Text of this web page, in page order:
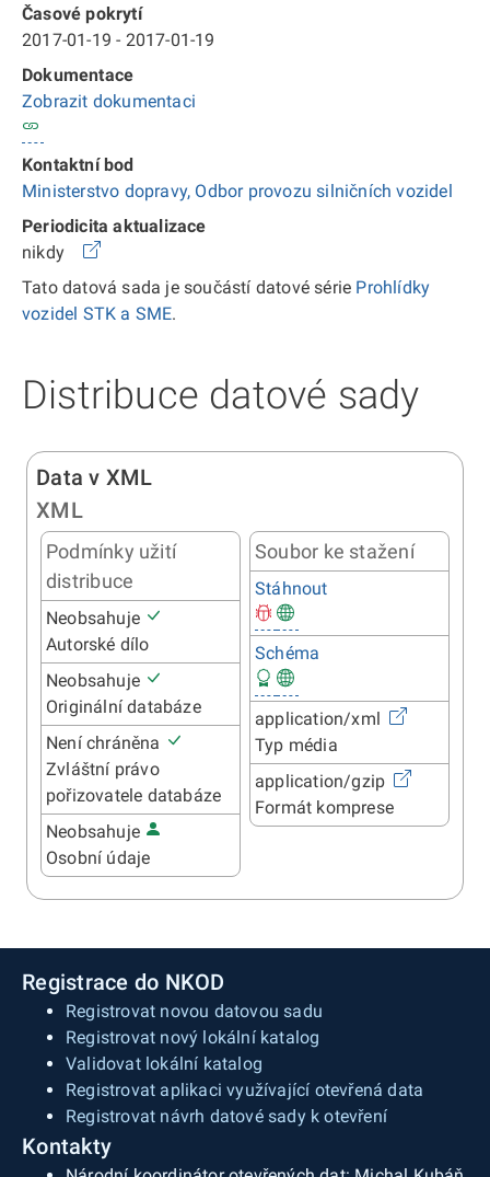
Časové pokrytí
2017-01-19 - 2017-01-19
Dokumentace
Zobrazit dokumentaci
Kontaktní bod
Ministerstvo dopravy, Odbor provozu silničních vozidel
Periodicita aktualizace
nikdy
Tato datová sada je součástí datové série Prohlídky
vozidel STK a SME.
Distribuce datové sady
Data v XML
XML
Podmínky užití
distribuce
Neobsahuje
Autorské dílo
Neobsahuje
Originální databáze
Není chráněna
Zvláštní právo
pořizovatele databáze
Neobsahuje
Osobní údaje
Soubor ke stažení
Stáhnout
Schéma
application/xml
Typ média
application/gzip
Formát komprese
Registrace do NKOD
Registrovat novou datovou sadu
Registrovat nový lokální katalog
Validovat lokální katalog
Registrovat aplikaci využívající otevřená data
Registrovat návrh datové sady k otevření
Kontakty